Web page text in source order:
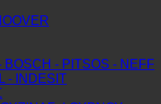
BOSCH - PITSOS - NEFF
- INDESIT